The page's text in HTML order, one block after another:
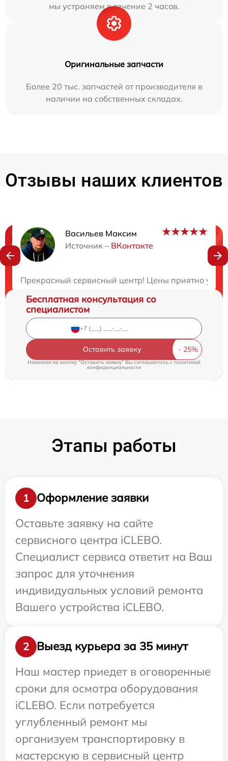
мы устраняем в течение 2 часов.
Оригинальные запчасти
Более 20 тыс. запчастей от производителя в
наличии на собственных складах.
Отзывы наших клиентов
Васильев Максим
Источник – ВКонтакте
Прекрасный сервисный центр! Цены приятно
Нужна консультация?
Бесплатная консультация со
специалистом
Оставить заявку
Нажимая на кнопку "Оставить заявку" Вы соглашаетесь cполитикой
конфиденциальности
Этапы работы
1
Оформление заявки
Оставьте заявку на сайте
сервисного центра iCLEBO.
Специалист сервиса ответит на Ваш
запрос для уточнения
индивидуальных условий ремонта
Вашего устройства iCLEBO.
2
Выезд курьера за 35 минут
Наш мастер приедет в оговоренные
сроки для осмотра оборудования
iCLEBO. Если потребуется
углубленный ремонт мы
организуем транспортировку в
мастерскую в сервисный центр